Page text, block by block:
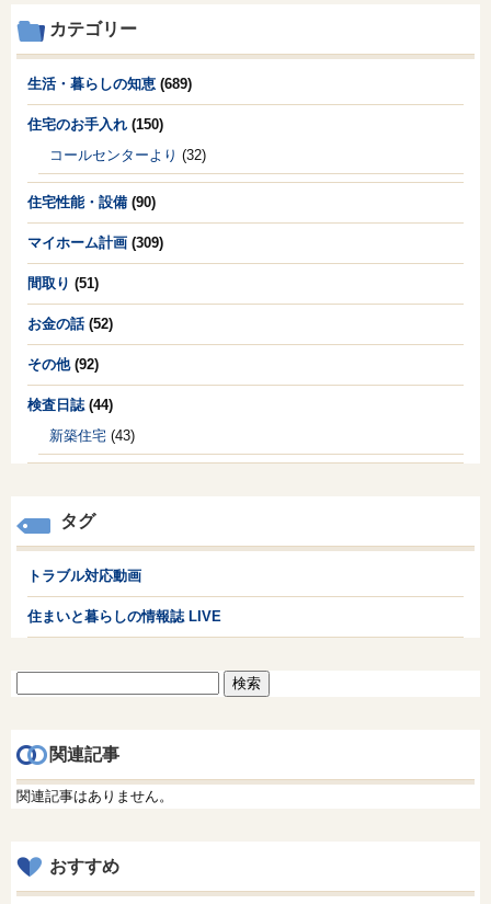
カテゴリー
生活・暮らしの知恵 (689)
住宅のお手入れ (150)
コールセンターより (32)
住宅性能・設備 (90)
マイホーム計画 (309)
間取り (51)
お金の話(52)
その他(92)
検査日誌 (44)
新築住宅 (43)
タグ
トラブル対応動画
住まいと暮らしの情報誌 LIVE
索:
関連記事
関連記事はありません。
おすすめ